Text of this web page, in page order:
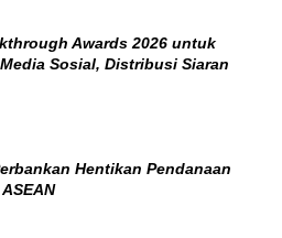
Awards 2026 untuk
Sosial, Distribusi Siaran
Hentikan Pendanaan